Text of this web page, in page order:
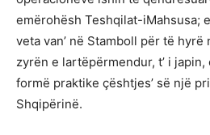
emërohësh Teshqilat-iMahsusa;
veta van’ në Stamboll për të
zyrën e lartëpërmendur, t’ i japin,
formë praktike çështjes’ së një
Shqipërinë.